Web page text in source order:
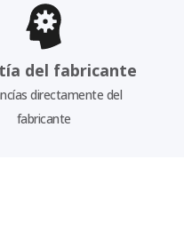
del fabricante
directamente del
fabricante